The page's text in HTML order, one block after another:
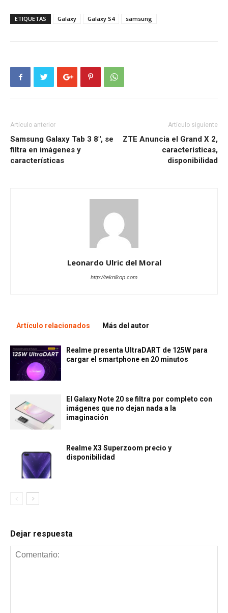
ETIQUETAS Galaxy Galaxy S4 samsung
Artículo anterior
Samsung Galaxy Tab 3 8", se
filtra en imágenes y
características
Artículo siguiente
ZTE Anuncia el Grand X 2,
características,
disponibilidad
Leonardo Ulric del Moral
http://teknikop.com
Artículo relacionados Más del autor
Realme presenta UltraDART de 125W para
cargar el smartphone en 20 minutos
El Galaxy Note 20 se filtra por completo con
imágenes que no dejan nada a la
imaginación
Realme X3 Superzoom precio y
disponibilidad
Dejar respuesta